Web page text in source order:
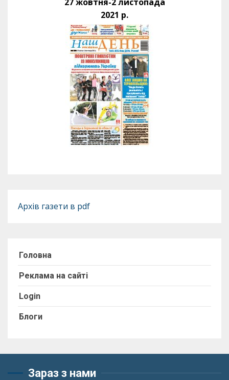
2021 р.
Архів газети в pdf
Головна
Реклама на сайті
Login
Блоги
Зараз з нами